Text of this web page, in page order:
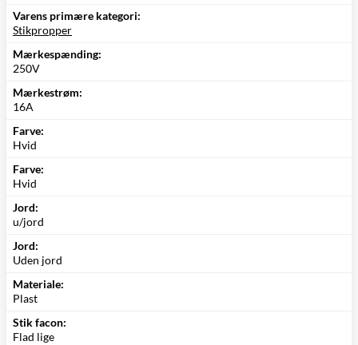
Varens primære kategori:
Stikpropper
Mærkespænding:
250V
Mærkestrøm:
16A
Farve:
Hvid
Farve:
Hvid
Jord:
u/jord
Jord:
Uden jord
Materiale:
Plast
Stik facon:
Flad lige